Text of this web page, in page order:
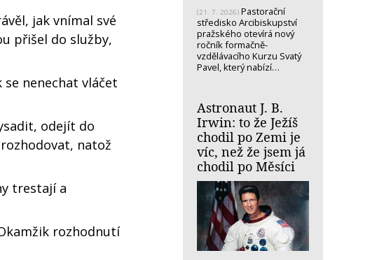
jak vnímal své
přišel do služby,
se nenechat vláčet
odejít do
natož
trestají a
rozhodnutí
(21. 7. 2026) Pastorační
středisko Arcibiskupství
pražského otevírá nový
ročník formačně-
vzdělávacího Kurzu Svatý
Pavel, který nabízí…
Astronaut J. B.
Irwin: to že Ježíš
chodil po Zemi je
víc, než že jsem já
chodil po Měsíci